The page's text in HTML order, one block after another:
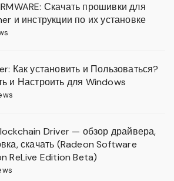
Скачать прошивки для
и инструкции по их установке
Как установить и Пользоваться?
и Настроить для Windows
Driver — обзор драйвера,
скачать (Radeon Software
ReLive Edition Beta)